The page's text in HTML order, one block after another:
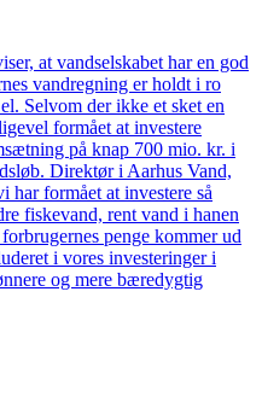
at vandselskabet har en god
vandregning er holdt i ro
Selvom der ikke et sket en
formået at investere
på knap 700 mio. kr. i
Direktør i Aarhus Vand,
har formået at investere så
fiskevand, rent vand i hanen
penge kommer ud
i vores investeringer i
og mere bæredygtig